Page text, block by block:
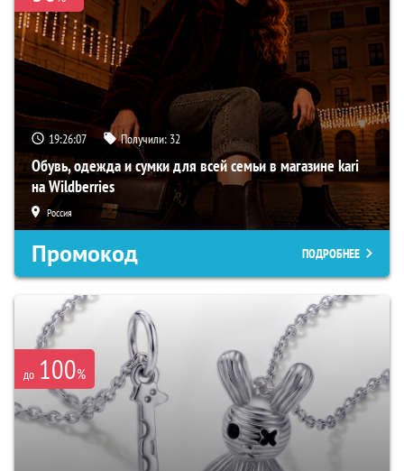
19:26:06 Получили: 32
Обувь, одежда и сумки для всей семьи в магазине kari
на Wildberries
Россия
Промокод ПОДРОБНЕЕ
до 100%